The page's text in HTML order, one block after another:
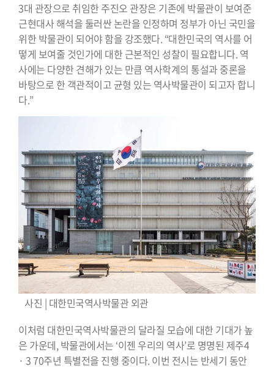
3대 관장으로 취임한 주진오 관장은 기존에 박물관이 보여준
근현대사 해석을 둘러싼 논란을 인정하며 정부가 아닌 국민을
위한 박물관이 되어야 함을 강조했다. “대한민국의 역사를 어
떻게 보여줄 것인가에 대한 근본적인 성찰이 필요합니다. 역
사에는 다양한 견해가 있는 만큼 역사학계의 통설과 중론을
바탕으로 한 객관적이고 균형 있는 역사박물관이 되고자 합니
다.”
사진 | 대한민국역사박물관 외관
이처럼 대한민국역사박물관의 달라질 모습에 대한 기대가 높
은 가운데, 박물관에서는 ‘이젠 우리의 역사’로 명명된 제주4
· 3 70주년 특별전을 진행 중이다. 이번 전시는 반세기 동안